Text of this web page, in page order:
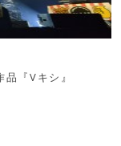
『Vキシ』